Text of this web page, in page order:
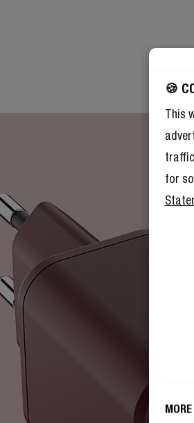
🍪
This
for